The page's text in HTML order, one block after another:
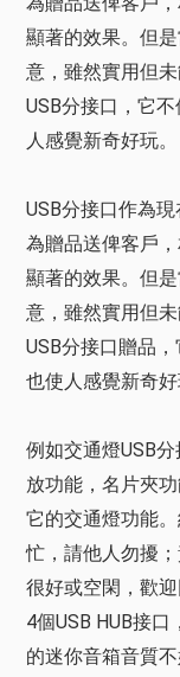
顯著的效果。但
意，雖然實用但
USB分接口，它
人感覺新奇好玩。
USB分接口作為
為贈品送俾客戶
顯著的效果。但
意，雖然實用但
USB分接口贈品
也使人感覺新奇好
例如交通燈USB
放功能，名片夾
它的交通燈功能
忙，請他人勿擾
很好或空閑，歡
4個USB HUB接
的迷你音箱音質